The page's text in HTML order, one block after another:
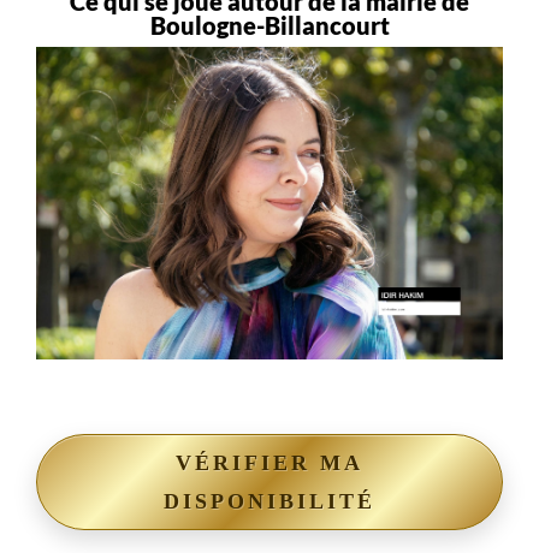
Boulogne-Billancourt
VÉRIFIER MA
DISPONIBILITÉ